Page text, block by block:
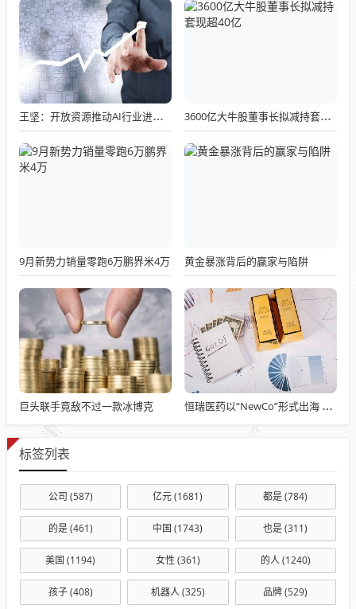
王坚：开放资源推动AI行业进步 将AI送入太空助人类走出地球 3600亿大牛股董事长拟减持套现超40亿
9月新势力销量零跑6万鹏界米4万 黄金暴涨背后的赢家与陷阱
巨头联手竟敌不过一款冰博克 恒瑞医药以“NewCo”形式出海 潜在交易金额超10亿美元
标签列表
公司 (587) 亿元(1681) 都是(784)
的是(461) 中国 (1743) 也是(311)
美国 (1194) 女性 (361) 的人(1240)
孩子(408) 机器人(325) 品牌(529)